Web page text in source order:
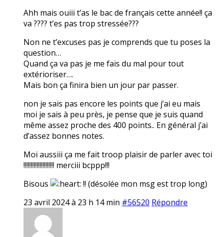
Ahh mais ouiii t’as le bac de français cette année!! ça
va ???? t’es pas trop stressée???
Non ne t’excuses pas je comprends que tu poses la
question…
Quand ça va pas je me fais du mal pour tout
extérioriser….
Mais bon ça finira bien un jour par passer.
non je sais pas encore les points que j’ai eu mais
moi je sais à peu près, je pense que je suis quand
même assez proche des 400 points.. En général j’ai
d’assez bonnes notes.
Moi aussiii ça me fait troop plaisir de parler avec toi
!!!!!!!!!!!!!!!!!!!!! merciii bcppp!!!
Bisous
!! (désolée mon msg est trop long)
23 avril 2024 à 23 h 14 min #56520 Répondre